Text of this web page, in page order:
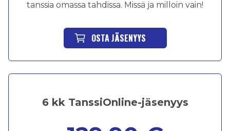
tanssia omassa tahdissa. Missä ja milloin vain!
OSTA JÄSENYYS
6 kk TanssiOnline-jäsenyys